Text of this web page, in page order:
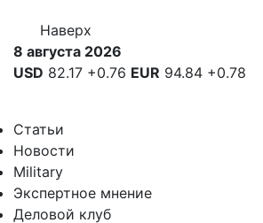
Наверх
8 августа 2026
USD 82.17 +0.76 EUR 94.84 +0.78
Статьи
Новости
Military
Экспертное мнение
Деловой клуб